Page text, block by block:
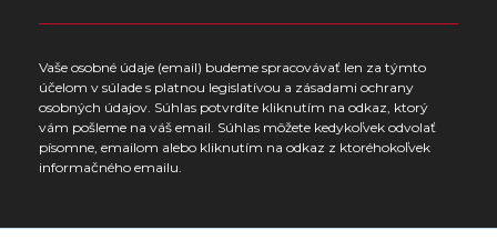
Vaše osobné údaje (email) budeme spracovávať len za týmto
účelom v súlade s platnou legislatívou a zásadami ochrany
osobných údajov. Súhlas potvrdíte kliknutím na odkaz, ktorý
vám pošleme na váš email. Súhlas môžete kedykoľvek odvolať
písomne, emailom alebo kliknutím na odkaz z ktoréhokoľvek
informačného emailu.